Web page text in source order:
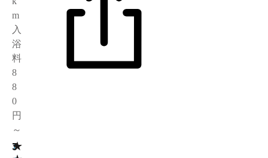
m
入
浴
料
8
8
0
円
～
★
3
1